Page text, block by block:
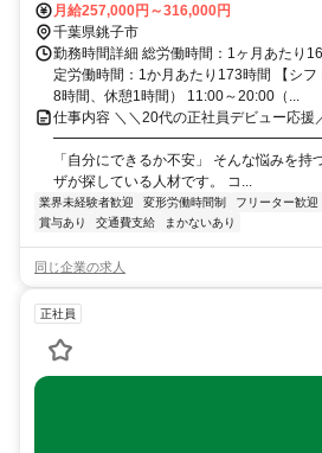
月給257,000円～316,000円
千葉県銚子市
勤務時間詳細 総労働時間：1ヶ月あたり
定労働時間：1か月あたり173時間 【シ
8時間、休憩1時間） 11:00～20:00（...
仕事内容 ＼＼20代の正社員デビュー応援
━━━━━━━━━━━━━━━━━━━ 「正
「自分にできるか不安」 そんな悩みを持
ザが探している人材です。 コ...
業界未経験者歓迎 変形労働時間制 フリーター歓迎
賞与あり
交通費支給 まかないあり
同じ企業の求人
正社員